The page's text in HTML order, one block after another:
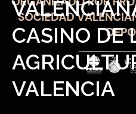
CASINO DE
VALENCIA